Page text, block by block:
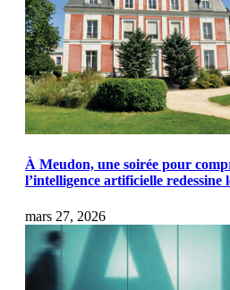
À Meudon, une soirée pour
l’intelligence artificielle redessine
mars 27, 2026